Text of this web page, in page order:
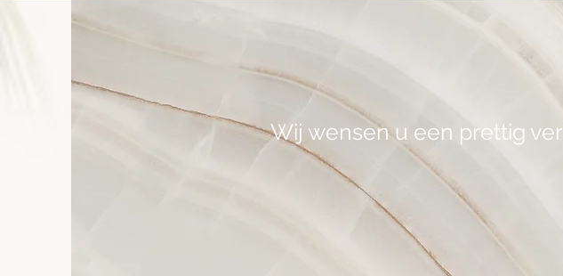
Wij wensen u een prettig